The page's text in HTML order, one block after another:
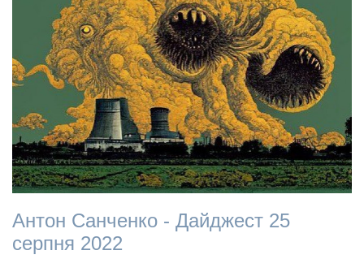
Антон Санченко - Дайджест 25
серпня 2022